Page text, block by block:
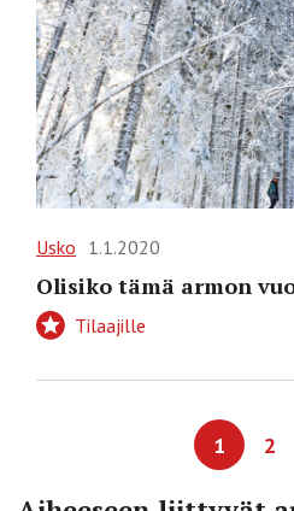
Usko 1.1.2020
Olisiko tämä armon
Tilaajille
1 2